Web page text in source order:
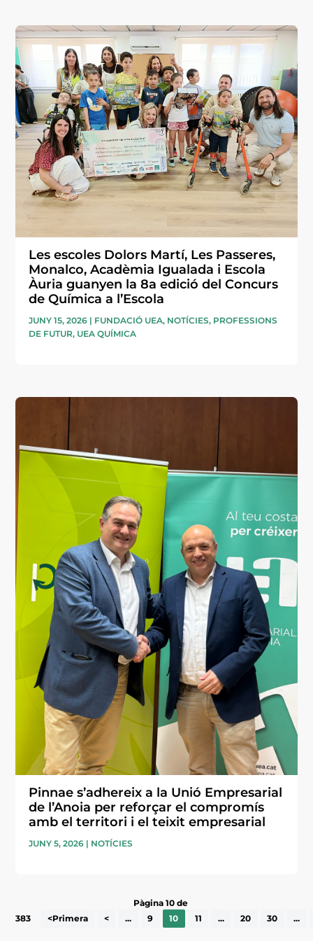
Les escoles Dolors Martí, Les Passeres,
Monalco, Acadèmia Igualada i Escola
Àuria guanyen la 8a edició del Concurs
de Química a l’Escola
JUNY 15, 2026 | FUNDACIÓ UEA, NOTÍCIES, PROFESSIONS
DE FUTUR, UEA QUÍMICA
Pinnae s’adhereix a la Unió Empresarial
de l’Anoia per reforçar el compromís
amb el territori i el teixit empresarial
JUNY 5, 2026 | NOTÍCIES
Pàgina 10 de
383
<Primera < ... 9 10 11 ... 20 30 ...